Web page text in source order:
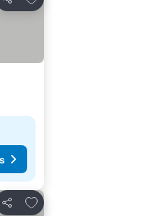
Partilhar
Partilhar
Adicionar aos favoritos